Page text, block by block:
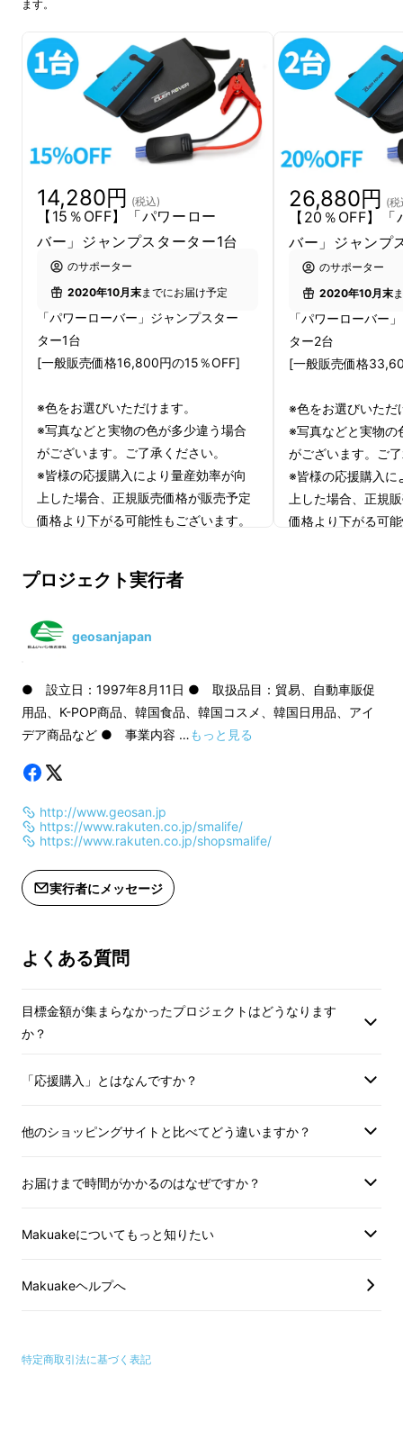
た車もバッテリー上がりの危険性が高くなりま
す。
ドライブレコーダーを使う場合、常に電源を入
リー上がりの大きな理由になります。 !
このようにバッテリーが弱まってエンジンがか
からない放電問題は、ロードサービスで多く発
生する件です。 急を要する状況でロードサー
ビスだけを待たないで
ださい！
『パワー・ローバージャンプス
エンジンを復旧させてください！
ます。
14,280円 (税込)
【15％OFF】「パワーロー
バー」ジャンプスターター1台
のサポーター
2020年10月末までにお届け予定
「パワーローバー」ジャンプスター
ター1台
[一般販売価格16,800円の15％OFF]
※色をお選びいただけます。
※写真などと実物の色が多少違う場合
がございます。ご了承ください。
※皆様の応援購入により量産効率が向
上した場合、正規販売価格が販売予定
価格より下がる可能性もございます。
※ご注文状況、使用部材の供給状況、
遅れる場合があります。
26,880円 (税
【20％OFF】
バー」ジャンプ
のサポーター
2020年10月末
「パワーローバー
ター2台
[一般販売価格
※色をお選びいただ
※写真などと実物の
がございます。ご
※皆様の応援購入に
上した場合、正規
価格より下がる可
プロジェクト実行者
geosanjapan
● 設立日：1997年8月11日 ● 取扱品目：貿易、自動車販促
用品、K-POP商品、韓国食品、韓国コスメ、韓国日用品、アイ
デア商品など ● 事業内容 …もっと見る
http://www.geosan.jp
https://www.rakuten.co.jp/smalife/
https://www.rakuten.co.jp/shopsmalife/
実行者にメッセージ
よくある質問
目標金額が集まらなかったプロジェクトはどうなります
か？
「応援購入」とはなんですか？
他のショッピングサイトと比べてどう違いますか？
お届けまで時間がかかるのはなぜですか？
Makuakeについてもっと知りたい
Makuakeヘルプへ
特定商取引法に基づく表記